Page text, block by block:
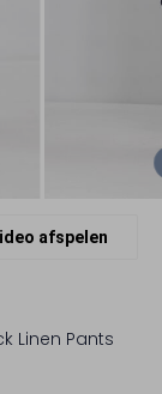
afspelen
Linen Pants